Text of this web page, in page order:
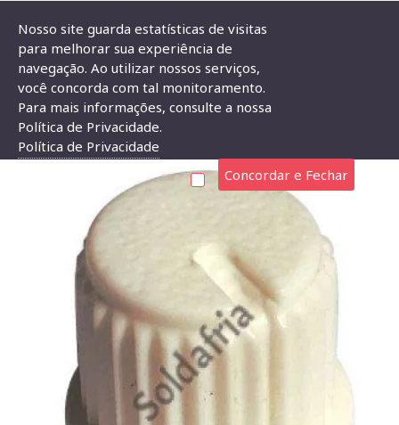
Knob AD-208 Branco Para Eixo Estriado
KNOB AD-208 BRANCO PARA EIXO ESTRIADO
Nosso site guarda estatísticas de visitas
para melhorar sua experiência de
navegação. Ao utilizar nossos serviços,
você concorda com tal monitoramento.
Para mais informações, consulte a nossa
Política de Privacidade.
Política de Privacidade
Concordar e Fechar